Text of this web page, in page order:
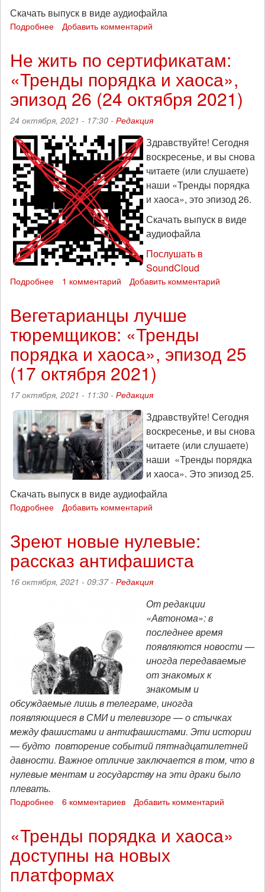
Скачать выпуск в виде аудиофайла
Подробнее
и
свободу:
«Тренды
порядка
и
хаоса»,
эпизод
27
(30
октября
2021)
Добавить комментарий
Не жить по сертификатам:
«Тренды порядка и хаоса»,
эпизод 26 (24 октября 2021)
24 октября, 2021 - 17:30 - Редакция
Здравствуйте! Сегодня
воскресенье, и вы снова
читаете (или слушаете)
наши «Тренды порядка
и хаоса», это эпизод 26.
Скачать выпуск в виде
аудиофайла
Послушать в
SoundCloud
Подробнее
по
сертификатам:
«Тренды
порядка
и
хаоса»,
26
(24
октября
2021)
1 комментарий Добавить комментарий
Вегетарианцы лучше
тюремщиков: «Тренды
порядка и хаоса», эпизод 25
(17 октября 2021)
17 октября, 2021 - 11:30 - Редакция
Здравствуйте! Сегодня
воскресенье, и вы снова
читаете (или слушаете)
наши «Тренды порядка
и хаоса». Это эпизод 25.
Скачать выпуск в виде аудиофайла
Подробнее
тюремщиков:
порядка
и
хаоса»,
(17
октября
2021)
Добавить комментарий
Зреют новые нулевые:
рассказ антифашиста
16 октября, 2021 - 09:37 - Редакция
От редакции
«Автонома»: в
последнее время
появляются новости —
иногда передаваемые
от знакомых к
знакомым и
обсуждаемые лишь в телеграме, иногда
появляющиеся в СМИ и телевизоре — о стычках
между фашистами и антифашистами. Эти истории
— будто повторение событий пятнадцатилетней
давности. Важное отличие заключается в том, что в
нулевые ментам и государству на эти драки было
плевать.
Подробнее
нулевые:
рассказ
антифашиста
6 комментариев Добавить комментарий
«Тренды порядка и хаоса»
доступны на новых
платформах